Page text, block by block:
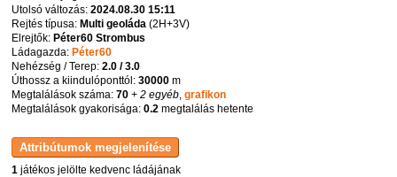
Utolsó változás:2024.08.30 15:11
Rejtés típusa: Multi geoláda (2H+3V)
Elrejtők: Péter60 Strombus
Ládagazda: Péter60
Nehézség / Terep:2.0 / 3.0
Úthossz a kiindulóponttól:30000 m
Megtalálások száma:70 + 2 egyéb,grafikon
Megtalálások gyakorisága:0.2 megtalálás hetente
1 játékos jelölte kedvenc ládájának